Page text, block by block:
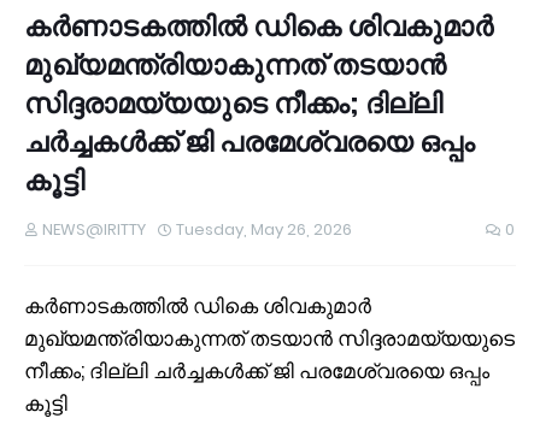
കർണാടകത്തിൽ ഡികെ ശിവകുമാർ
മുഖ്യമന്ത്രിയാകുന്നത് തടയാൻ
സിദ്ദരാമയ്യയുടെ നീക്കം; ദില്ലി
ചർച്ചകൾക്ക് ജി പരമേശ്വരയെ ഒപ്പം
കൂട്ടി
NEWS@IRITTY Tuesday, May 26, 2026 0
കർണാടകത്തിൽ ഡികെ ശിവകുമാർ
മുഖ്യമന്ത്രിയാകുന്നത് തടയാൻ സിദ്ദരാമയ്യയുടെ
നീക്കം; ദില്ലി ചർച്ചകൾക്ക് ജി പരമേശ്വരയെ ഒപ്പം
കൂട്ടി